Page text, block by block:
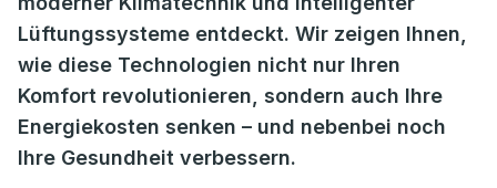
Lüftungssysteme entdeckt. Wir zeigen Ihnen,
wie diese Technologien nicht nur Ihren
Komfort revolutionieren, sondern auch Ihre
Energiekosten senken – und nebenbei noch
Ihre Gesundheit verbessern.